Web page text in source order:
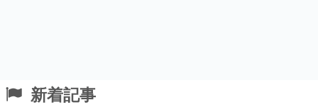
新着記事